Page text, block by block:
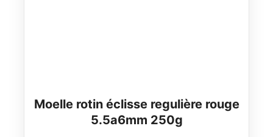
Moelle rotin éclisse regulière rouge
5.5a6mm 250g